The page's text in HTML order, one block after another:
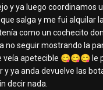
y ya luego coordinamos
salga y me fui
como un cochecito
no seguir mostrando la
veía apetecible 😋😋😋 le
ya anda devuelve las
decir nada.